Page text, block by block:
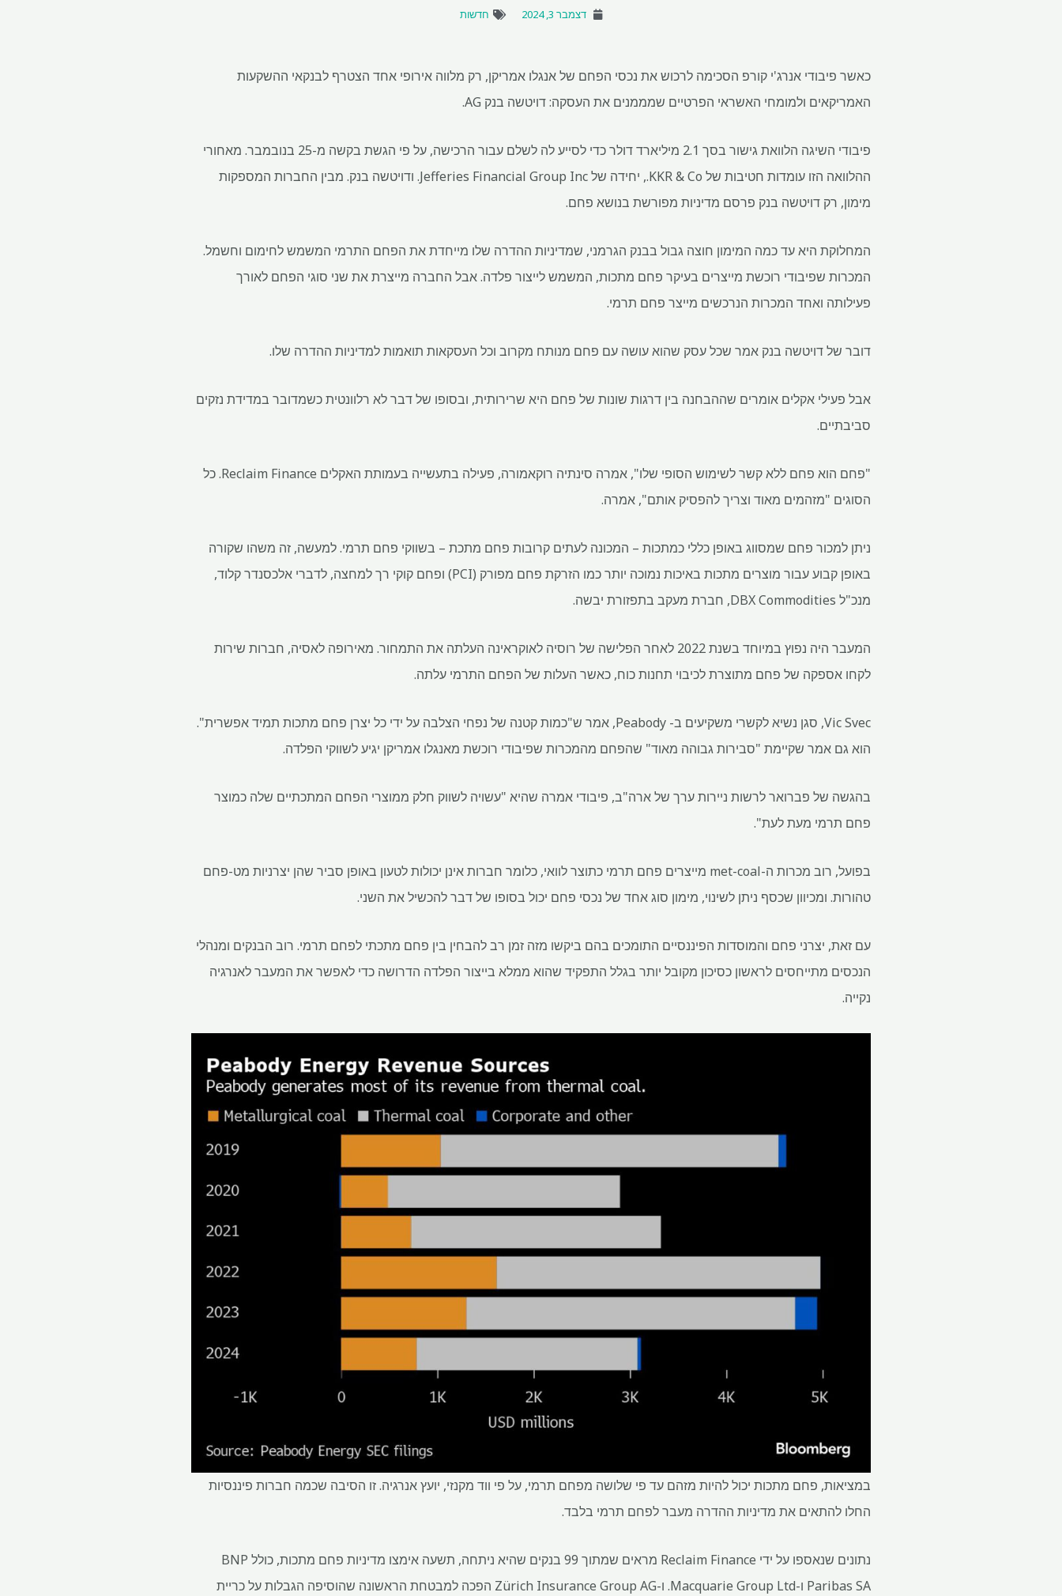
דצמבר 3, 2024 חדשות
כאשר פיבודי אנרג'י קורפ הסכימה לרכוש את נכסי הפחם של אנגלו אמריקן, רק מלווה אירופי אחד הצטרף לבנקאי ההשקעות
האמריקאים ולמומחי האשראי הפרטיים שמממנים את העסקה: דויטשה בנק AG.
פיבודי השיגה הלוואת גישור בסך 2.1 מיליארד דולר כדי לסייע לה לשלם עבור הרכישה, על פי הגשת בקשה מ-25 בנובמבר. מאחורי
ההלוואה הזו עומדות חטיבות של KKR & Co., יחידה של Jefferies Financial Group Inc. ודויטשה בנק. מבין החברות המספקות
מימון, רק דויטשה בנק פרסם מדיניות מפורשת בנושא פחם.
המחלוקת היא עד כמה המימון חוצה גבול בבנק הגרמני, שמדיניות ההדרה שלו מייחדת את הפחם התרמי המשמש לחימום וחשמל.
המכרות שפיבודי רוכשת מייצרים בעיקר פחם מתכות, המשמש לייצור פלדה. אבל החברה מייצרת את שני סוגי הפחם לאורך
פעילותה ואחד המכרות הנרכשים מייצר פחם תרמי.
דובר של דויטשה בנק אמר שכל עסק שהוא עושה עם פחם מנותח מקרוב וכל העסקאות תואמות למדיניות ההדרה שלו.
אבל פעילי אקלים אומרים שההבחנה בין דרגות שונות של פחם היא שרירותית, ובסופו של דבר לא רלוונטית כשמדובר במדידת נזקים
סביבתיים.
"פחם הוא פחם ללא קשר לשימוש הסופי שלו", אמרה סינתיה רוקאמורה, פעילה בתעשייה בעמותת האקלים Reclaim Finance. כל
הסוגים "מזהמים מאוד וצריך להפסיק אותם", אמרה.
ניתן למכור פחם שמסווג באופן כללי כמתכות – המכונה לעתים קרובות פחם מתכת – בשווקי פחם תרמי. למעשה, זה משהו שקורה
באופן קבוע עבור מוצרים מתכות באיכות נמוכה יותר כמו הזרקת פחם מפורק (PCI) ופחם קוקי רך למחצה, לדברי אלכסנדר קלוד,
מנכ"ל DBX Commodities, חברת מעקב בתפזורת יבשה.
המעבר היה נפוץ במיוחד בשנת 2022 לאחר הפלישה של רוסיה לאוקראינה העלתה את התמחור. מאירופה לאסיה, חברות שירות
לקחו אספקה ​​של פחם מתוצרת לכיבוי תחנות כוח, כאשר העלות של הפחם התרמי עלתה.
Vic Svec, סגן נשיא לקשרי משקיעים ב- Peabody, אמר ש"כמות קטנה של נפחי הצלבה על ידי כל יצרן פחם מתכות תמיד אפשרית".
הוא גם אמר שקיימת "סבירות גבוהה מאוד" שהפחם מהמכרות שפיבודי רוכשת מאנגלו אמריקן יגיע לשווקי הפלדה.
בהגשה של פברואר לרשות ניירות ערך של ארה"ב, פיבודי אמרה שהיא "עשויה לשווק חלק ממוצרי הפחם המתכתיים שלה כמוצר
פחם תרמי מעת לעת".
בפועל, רוב מכרות ה-met-coal מייצרים פחם תרמי כתוצר לוואי, כלומר חברות אינן יכולות לטעון באופן סביר שהן יצרניות מט-פחם
טהורות. ומכיוון שכסף ניתן לשינוי, מימון סוג אחד של נכסי פחם יכול בסופו של דבר להכשיל את השני.
עם זאת, יצרני פחם והמוסדות הפיננסיים התומכים בהם ביקשו מזה זמן רב להבחין בין פחם מתכתי לפחם תרמי. רוב הבנקים ומנהלי
הנכסים מתייחסים לראשון כסיכון מקובל יותר בגלל התפקיד שהוא ממלא בייצור הפלדה הדרושה כדי לאפשר את המעבר לאנרגיה
נקייה.
במציאות, פחם מתכות יכול להיות מזהם עד פי שלושה מפחם תרמי, על פי ווד מקנזי, יועץ אנרגיה. זו הסיבה שכמה חברות פיננסיות
החלו להתאים את מדיניות ההדרה מעבר לפחם תרמי בלבד.
נתונים שנאספו על ידי Reclaim Finance מראים שמתוך 99 בנקים שהיא ניתחה, תשעה אימצו מדיניות פחם מתכות, כולל BNP
Paribas SA ו-Macquarie Group Ltd. ו-Zürich Insurance Group AG הפכה למבטחת הראשונה שהוסיפה הגבלות על כריית